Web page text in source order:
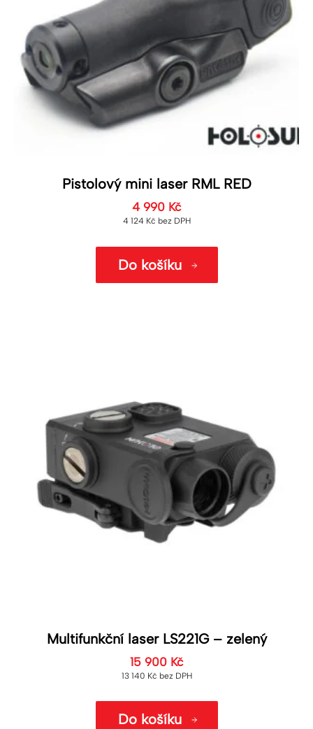
Pistolový mini laser RML RED
4 990 Kč
4 124 Kč bez DPH
Do košíku
Multifunkční laser LS221G – zelený
15 900 Kč
13 140 Kč bez DPH
Do košíku